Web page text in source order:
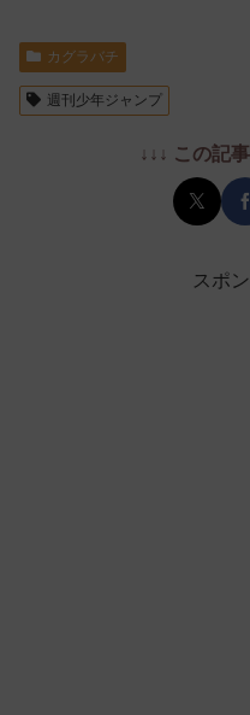
カグラバチ
週刊少年ジャンプ
↓↓↓ この記
スポ